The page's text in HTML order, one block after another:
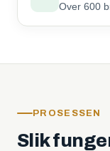
Over 600
PROSESSEN
Slik